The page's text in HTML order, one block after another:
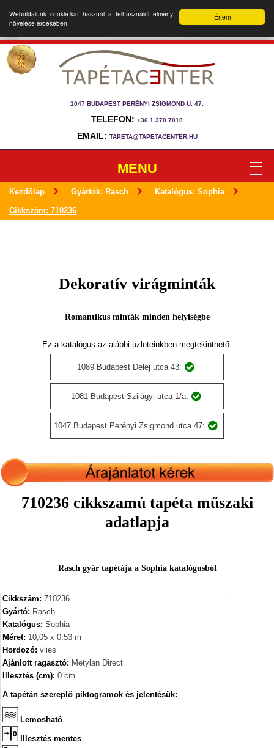
Értem
Weboldalunk cookie-kat használ a felhasználói élmény
növelése érdekében
1047 BUDAPEST PERÉNYI ZSIGMOND U. 47.
TELEFON: +36 1 370 7010
EMAIL: TAPETA@TAPETACENTER.HU
MENU
Kezdőlap Gyártók: Rasch Katalógus: Sophia
Cikkszám: 710236
Dekoratív virágminták
Romantikus minták minden helyiségbe
Ez a katalógus az alábbi üzleteinkben megtekinthető:
1089 Budapest Delej utca 43:
1081 Budapest Szilágyi utca 1/a:
1047 Budapest Perényi Zsigmond utca 47:
710236 cikkszamú tapéta műszaki
adatlapja
Rasch gyár tapétája a Sophia katalógusból
Cikkszám: 710236
Gyártó: Rasch
Katalógus: Sophia
Méret: 10,05 x 0.53 m
Hordozó: vlies
Ajánlott ragasztó: Metylan Direct
Illesztés (cm): 0 cm.
A tapétán szereplő piktogramok és jelentésük:
Lemosható
Illesztés mentes